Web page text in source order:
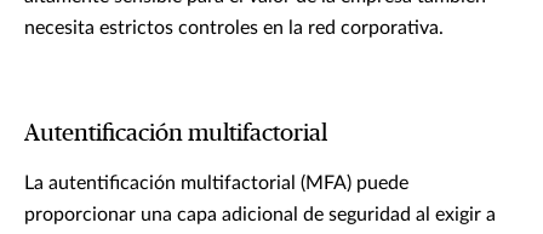
necesita estrictos controles en la red corporativa.
Autentificación multifactorial
La autentificación multifactorial (MFA) puede
proporcionar una capa adicional de seguridad al exigir a